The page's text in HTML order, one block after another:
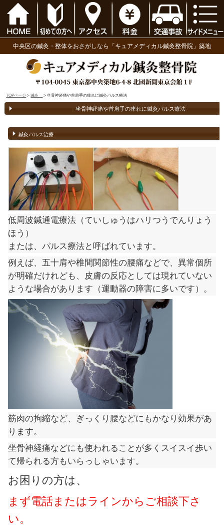
中央区の鍼灸・整体をおさがしなら「キュアメデ
TOPページ>鍼灸> 坐骨神経痛や首肩手の痺れに鍼灸パルス療法
坐骨神経痛や首肩手の痺れに鍼
鍼灸パルス治療
低周波鍼通電療法（ていしゅうはハ
ほう）
または、パルス療法と呼ばれていま
例えば、五十肩や椎間関節性の腰痛
が明確だけれども、皮膚の反応とし
ような場合があります（運動器の障